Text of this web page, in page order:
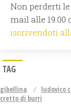
Non perderti
mail alle
iscrivendoti
TAG
gibellina ludovico
cretto di burri